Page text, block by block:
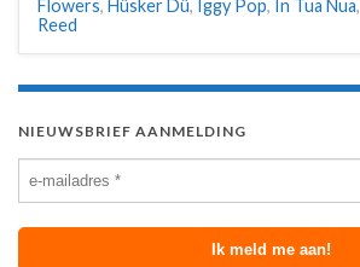
Flowers, Hüsker Dü, Iggy Pop, In Tua Nua,
Reed
NIEUWSBRIEF AANMELDING